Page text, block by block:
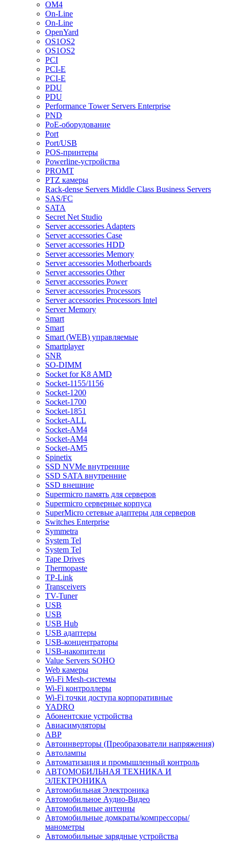
OM4
On-Line
On-Line
OpenYard
OS1OS2
OS1OS2
PCI
PCI-E
PCI-E
PDU
PDU
Performance Tower Servers Enterprise
PND
PoE-оборудование
Port
Port/USB
POS-принтеры
Powerline-устройства
PROMT
PTZ камеры
Rack-dense Servers Middle Class Business Servers
SAS/FC
SATA
Secret Net Studio
Server accessories Adapters
Server accessories Case
Server accessories HDD
Server accessories Memory
Server accessories Motherboards
Server accessories Other
Server accessories Power
Server accessories Processors
Server accessories Processors Intel
Server Memory
Smart
Smart
Smart (WEB) управляемые
Smartplayer
SNR
SO-DIMM
Socket for K8 AMD
Socket-1155/1156
Socket-1200
Socket-1700
Socket-1851
Socket-ALL
Socket-AM4
Socket-AM4
Socket-AM5
Spinetix
SSD NVMe внутренние
SSD SATA внутренние
SSD внешние
Supermicro память для серверов
Supermicro серверные корпуса
SuperMicro сетевые адаптеры для серверов
Switches Enterprise
Symmetra
System Tel
System Tel
Tape Drives
Thermopaste
TP-Link
Transceivers
TV-Tuner
USB
USB
USB Hub
USB адаптеры
USB-концентраторы
USB-накопители
Value Servers SOHO
Web камеры
Wi-Fi Mesh-системы
Wi-Fi контроллеры
Wi-Fi точки доступа корпоративные
YADRO
Абонентские устройства
Авиасимуляторы
АВР
Автоинверторы (Преобразователи напряжения)
Автолампы
Автоматизация и промышленный контроль
АВТОМОБИЛЬНАЯ ТЕХНИКА И
ЭЛЕКТРОНИКА
Автомобильная Электроника
Автомобильное Аудио-Видео
Автомобильные антенны
Автомобильные домкраты/компрессоры/
манометры
Автомобильные зарядные устройства